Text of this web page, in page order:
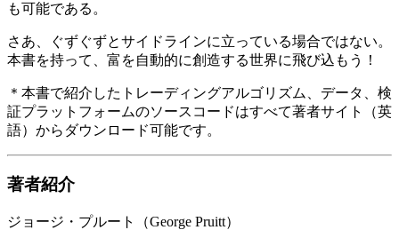
も可能である。
さあ、ぐずぐずとサイドラインに立っている場合ではない。
本書を持って、富を自動的に創造する世界に飛び込もう！
＊本書で紹介したトレーディングアルゴリズム、データ、検
証プラットフォームのソースコードはすべて著者サイト（英
語）からダウンロード可能です。
著者紹介
ジョージ・プルート（George Pruitt）